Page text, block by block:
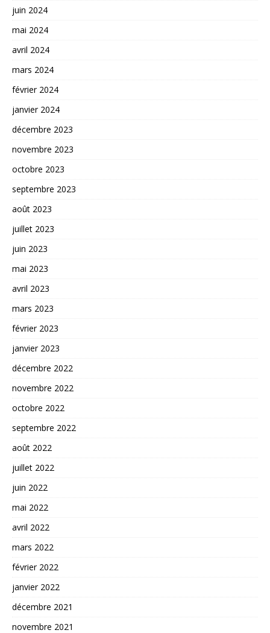
juin 2024
mai 2024
avril 2024
mars 2024
février 2024
janvier 2024
décembre 2023
novembre 2023
octobre 2023
septembre 2023
août 2023
juillet 2023
juin 2023
mai 2023
avril 2023
mars 2023
février 2023
janvier 2023
décembre 2022
novembre 2022
octobre 2022
septembre 2022
août 2022
juillet 2022
juin 2022
mai 2022
avril 2022
mars 2022
février 2022
janvier 2022
décembre 2021
novembre 2021